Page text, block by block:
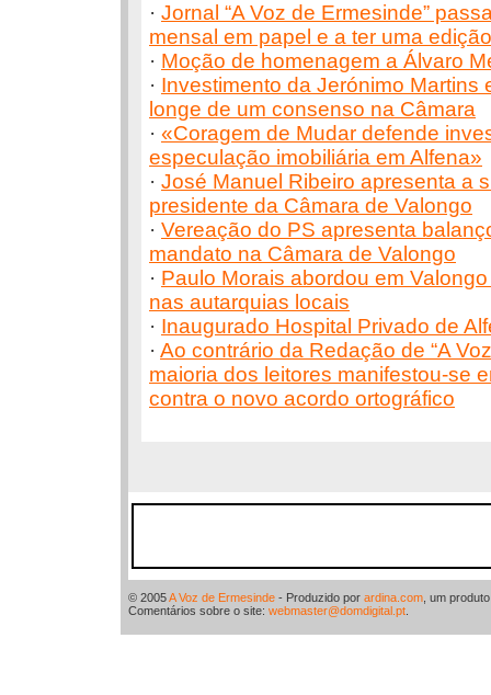
· Jornal “A Voz de Ermesinde”
mensal em papel e a ter uma
· Moção de homenagem a Álvaro
· Investimento da Jerónimo Martins
longe de um consenso na Câmara
· «Coragem de Mudar defende
especulação imobiliária em Alfena»
· José Manuel Ribeiro apresenta a
presidente da Câmara de Valongo
· Vereação do PS apresenta
mandato na Câmara de Valongo
· Paulo Morais abordou em
nas autarquias locais
· Inaugurado Hospital Privado de
· Ao contrário da Redação de “A
maioria dos leitores manifestou-se
contra o novo acordo ortográfico
© 2005A Voz de Ermesinde - Produzido por ardina.com , um
Comentários sobre o site: webmaster@domdigital.pt